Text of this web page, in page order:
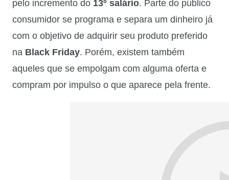
pelo incremento do 13º salário. Parte do público
consumidor se programa e separa um dinheiro já
com o objetivo de adquirir seu produto preferido
na Black Friday. Porém, existem também
aqueles que se empolgam com alguma oferta e
compram por impulso o que aparece pela frente.